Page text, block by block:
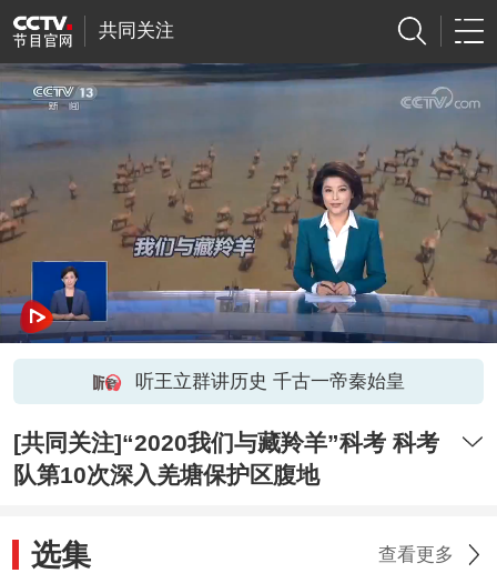
共同关注
听王立群讲历史 千古一帝秦始皇
[共同关注]“2020我们与藏羚羊”科考 科考
队第10次深入羌塘保护区腹地
选集 查看更多